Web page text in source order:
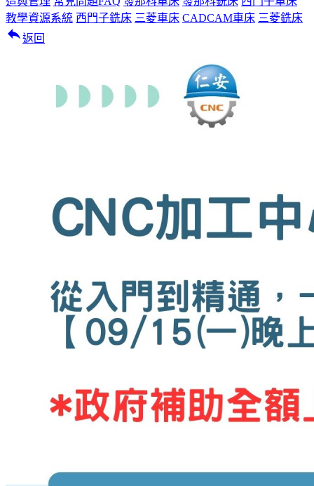
教學資源系統 西門子銑床 三菱車床 CADCAM車床 三菱銑床
reply返回